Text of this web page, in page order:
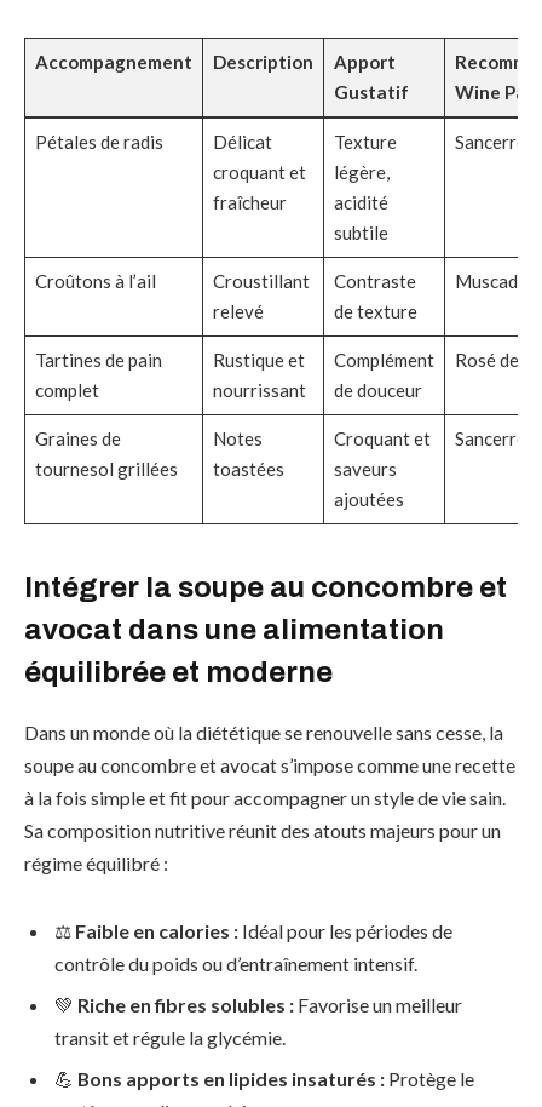
Accompagnement Description
Apport
Gustatif
Wine
Pétales de radis
Délicat
croquant et
fraîcheur
Texture
légère,
acidité
subtile
Sancerre
Croûtons à l’ail
Croustillant
relevé
Contraste
de texture
Muscadet
Tartines de pain
complet
Rustique et
nourrissant
Complément
de douceur
Rosé de
Graines de
tournesol grillées
Notes
toastées
Croquant et
saveurs
ajoutées
Sancerre
Intégrer la soupe au concombre et
avocat dans une alimentation
équilibrée et moderne
Dans un monde où la diététique se renouvelle sans cesse, la
soupe au concombre et avocat s’impose comme une recette
à la fois simple et fit pour accompagner un style de vie sain.
Sa composition nutritive réunit des atouts majeurs pour un
régime équilibré :
⚖️ Faible en calories : Idéal pour les périodes de
contrôle du poids ou d’entraînement intensif.
💚 Riche en fibres solubles : Favorise un meilleur
transit et régule la glycémie.
💪 Bons apports en lipides insaturés : Protège le